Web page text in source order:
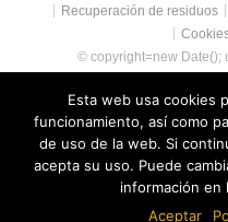
Recuperación de residuos
© copyright=new Date();
en Valencia. Reciclaje de
Esta web usa cookies
funcionamiento, así como
de uso de la web. Si
acepta su uso. Puede
información en
Aceptar